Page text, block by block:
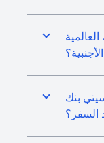
بنك
السفر؟